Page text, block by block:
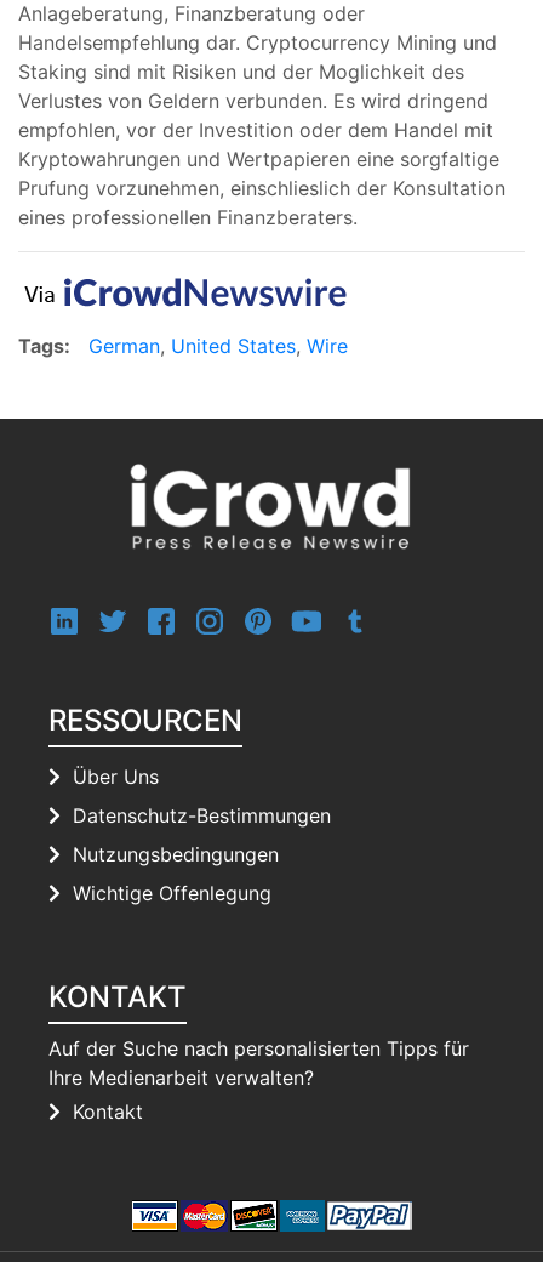
Anlageberatung, Finanzberatung oder
Handelsempfehlung dar. Cryptocurrency Mining und
Staking sind mit Risiken und der Moglichkeit des
Verlustes von Geldern verbunden. Es wird dringend
empfohlen, vor der Investition oder dem Handel mit
Kryptowahrungen und Wertpapieren eine sorgfaltige
Prufung vorzunehmen, einschlieslich der Konsultation
eines professionellen Finanzberaters.
Tags: German, United States, Wire
RESSOURCEN
Über Uns
Datenschutz-Bestimmungen
Nutzungsbedingungen
Wichtige Offenlegung
KONTAKT
Auf der Suche nach personalisierten Tipps für
Ihre Medienarbeit verwalten?
Kontakt